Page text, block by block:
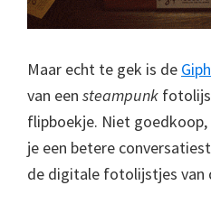
Maar echt te gek is de
van een steampunk
flipboekje. Niet
je een betere
de digitale fotolijstjes van